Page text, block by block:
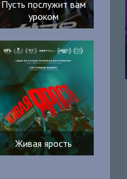
Пусть послужит вам
уроком
Живая ярость